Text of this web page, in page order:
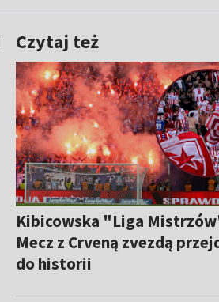
Czytaj też
Kibicowska "Liga
Mecz z Crveną zvezdą
do historii